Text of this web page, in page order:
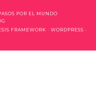
POR EL MUNDO
FRAMEWORK · WORDPRESS ·